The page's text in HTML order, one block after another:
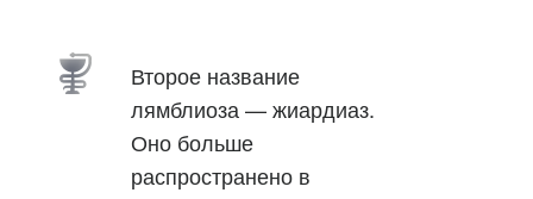
Второе название
лямблиоза — жиардиаз.
Оно больше
распространено в